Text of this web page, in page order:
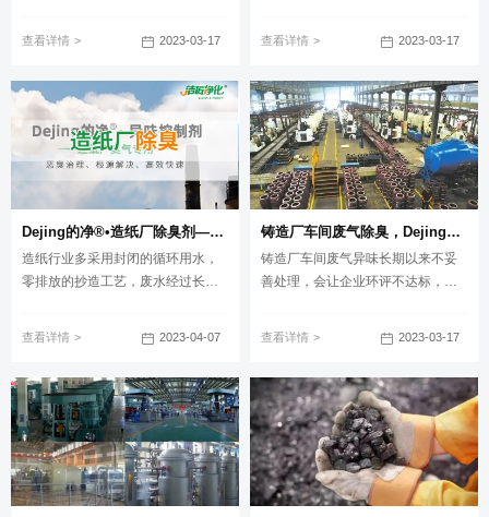
很大的影响。对于炼油厂这些恶臭
废气，该采用哪种有效的处理方法
呢？洁匠净化为你推荐！
查看详情 2023-03-17
份健康的保障。
查看详情 2023-03-17
Dejing的净®•造纸厂除臭剂——废气、污水恶臭异味全解决！
造纸行业多采用封闭的循环用水，
零排放的抄造工艺，废水经过长时
化碱、烧碱等在漂白的过程中还会
产生氯气，影响产品的品质同时还
会污染空气质量。
查看详情 2023-04-07
铸造厂车间废气除臭，Dejing的净®除臭剂起什么作用？
铸造厂车间废气异味长期以来不妥
善处理，会让企业环评不达标，且
企业管理者解决这些头疼问题！
查看详情 2023-03-17